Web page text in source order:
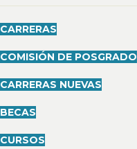
CARRERAS
COMISIÓN DE POSGRADO
CARRERAS NUEVAS
BECAS
CURSOS